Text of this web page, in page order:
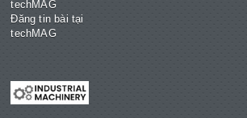
techMAG
Đăng tin bài tại
techMAG